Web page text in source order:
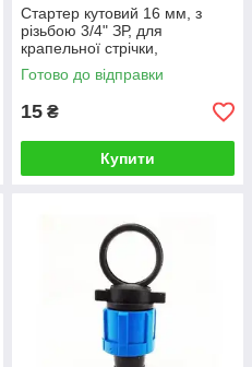
Стартер кутовий 16 мм, з
різьбою 3/4" ЗР, для
крапельної стрічки,
(фурнітура для монтажу
крапельного поливу)
Готово до відправки
15 ₴
Купити